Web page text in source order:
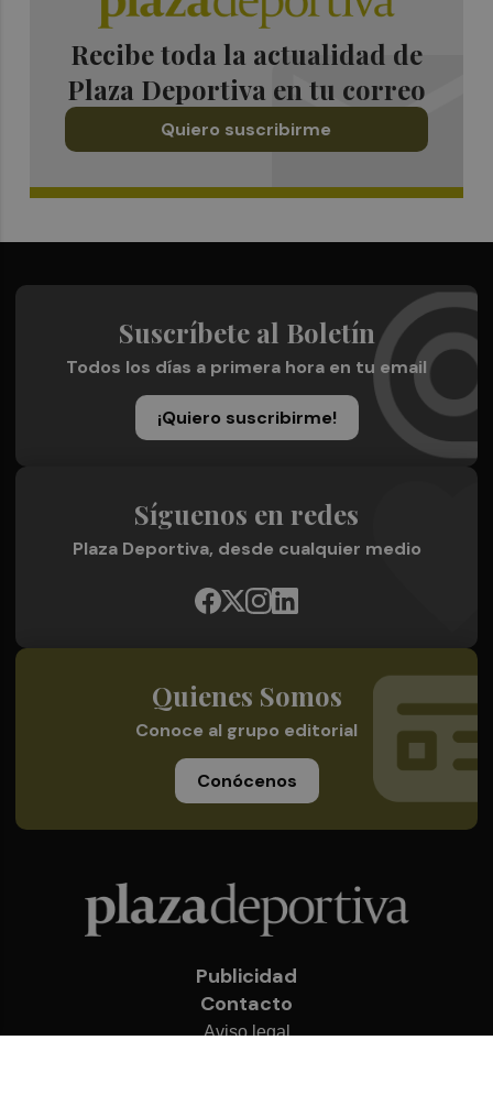
Recibe toda la actualidad de
Plaza Deportiva en tu correo
Quiero suscribirme
Suscríbete al Boletín
Todos los días a primera hora en tu email
¡Quiero suscribirme!
Síguenos en redes
Plaza Deportiva, desde cualquier medio
Quienes Somos
Conoce al grupo editorial
Conócenos
Publicidad
Contacto
Aviso legal